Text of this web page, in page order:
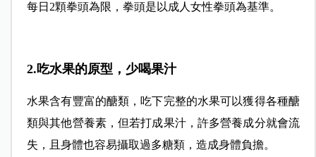
每日2顆拳頭為限，拳頭是以成人女性拳頭為基準。
2.吃水果的原型，少喝果汁
水果含有豐富的醣類，吃下完整的水果可以獲得各種醣
類與其他營養素，但若打成果汁，許多營養成分就會流
失，且身體也容易攝取過多糖類，造成身體負擔。